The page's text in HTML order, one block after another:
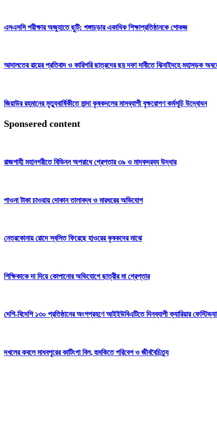
এসএসসি পরীক্ষার অজুহাতে ছুটি: গঙ্গাচড়ার একাধিক শিক্ষাপ্রতিষ্ঠানকে শোকজ
আদালতের রায়ের প্রতিবাদ ও কারিগরি ছাত্রদের ছয় দফা দাবীতে ঝিনাইদহে মহাসড়ক
জিয়াউর রহমানের মৃত্যুবার্ষিকীতে মান্দা কৃষকদলের মাসব্যাপী বৃক্ষরোপণ কর্মসূচি উদ্বোধন
Sponsered content
রাজশাহী মহানগরীতে বিভিন্ন অপরাধে গ্রেপ্তার ৩৯ ও মাদকদ্রব্য উদ্ধার
পাওনা টাকা চাওয়ায় দোকান তালাবদ্ধ ও মারধরের অভিযোগ
নেত্রকোনায় রোদে স্বস্তি ফিরেছে হাওরের কৃষকদের মাঝে
শিক্ষিকাকে দা দিয়ে কোপানোর অভিযোগে ছাত্রীর মা গ্রেপ্তার
দেশি-বিদেশি ১৩০ প্রতিষ্ঠানের অংশগ্রহণে আইইউবিএটিতে দিনব্যাপী ক্যারিয়ার
দখলের কবলে মাধবপুরের কাটিংগা বিল, হুমকিতে পরিবেশ ও জীববৈচিত্র্য